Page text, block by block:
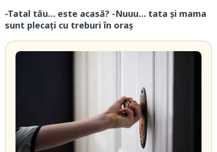
-Tatal tău… este acasă? -Nuuu… tata și mama
sunt plecați cu treburi în oraș